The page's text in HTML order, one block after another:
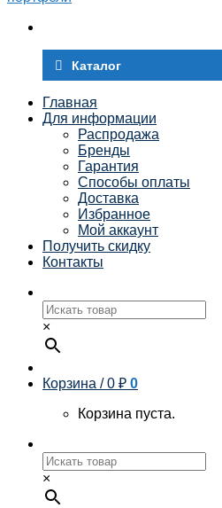
Каталог
Главная
Для информации
Распродажа
Бренды
Гарантия
Способы оплаты
Доставка
Избранное
Мой аккаунт
Получить скидку
Контакты
×
Корзина /0 ₽ 0
Корзина пуста.
×